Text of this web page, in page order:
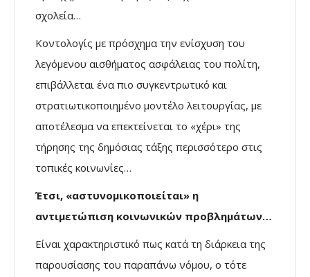
σχολεία…
Κοντολογίς με πρόσχημα την ενίσχυση του
λεγόμενου αισθήματος ασφάλειας του πολίτη,
επιβάλλεται ένα πιο συγκεντρωτικό και
στρατιωτικοποιημένο μοντέλο λειτουργίας, με
αποτέλεσμα να επεκτείνεται το «χέρι» της
τήρησης της δημόσιας τάξης περισσότερο στις
τοπικές κοινωνίες…
Έτσι, «αστυνομικοποιείται» η
αντιμετώπιση κοινωνικών προβλημάτων…
Είναι χαρακτηριστικό πως κατά τη διάρκεια της
παρουσίασης του παραπάνω νόμου, ο τότε